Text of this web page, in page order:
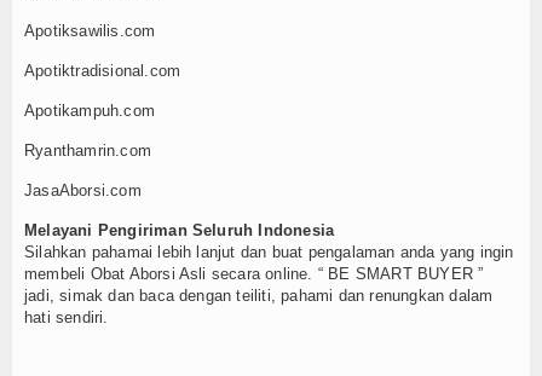
Apotiksawilis.com
Apotiktradisional.com
Apotikampuh.com
Ryanthamrin.com
JasaAborsi.com
Melayani Pengiriman Seluruh Indonesia
Silahkan pahamai lebih lanjut dan buat pengalaman anda yang ingin
membeli Obat Aborsi Asli secara online. “ BE SMART BUYER ”
jadi, simak dan baca dengan teiliti, pahami dan renungkan dalam
hati sendiri.